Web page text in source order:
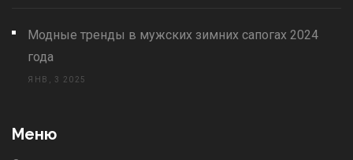
Модные тренды в мужских зимних сапогах 2024
года
ЯНВ, 3 2025
Меню